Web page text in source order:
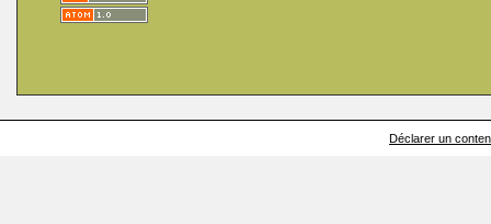
Déclarer un